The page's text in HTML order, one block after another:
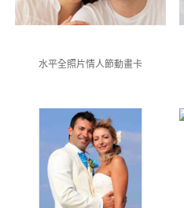
水平全照片情人節動畫卡